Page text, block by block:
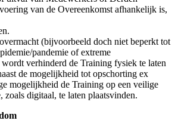
van de Overeenkomst afhankelijk is,
(bijvoorbeeld doch niet beperkt tot
pandemie of extreme
verhinderd de Training fysiek te laten
de mogelijkheid tot opschorting ex
mogelijkheid de Training op een veilige
zoals digitaal, te laten plaatsvinden.